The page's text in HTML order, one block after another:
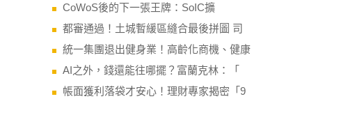
CoWoS後的下一張王牌：SoIC擴
都審通過！土城暫緩區縫合最後拼圖 司
統一集團退出健身業！高齡化商機、健康
AI之外，錢還能往哪擺？富蘭克林：「
帳面獲利落袋才安心！理財專家揭密「9